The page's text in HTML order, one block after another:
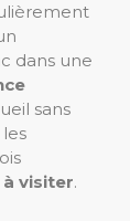
dans une
sans
visiter.